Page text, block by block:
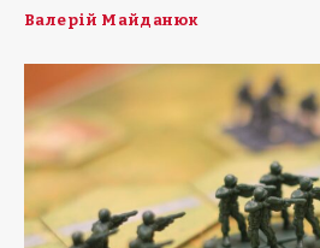
Валерій Майданюк